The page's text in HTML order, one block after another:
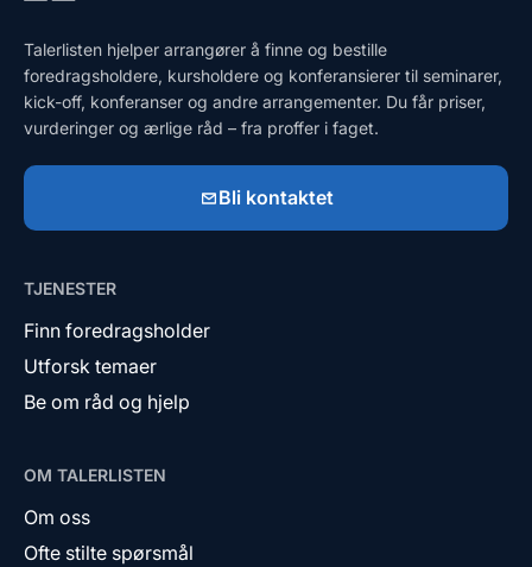
Talerlisten hjelper arrangører å finne og bestille
foredragsholdere, kursholdere og konferansierer til seminarer,
kick-off, konferanser og andre arrangementer. Du får priser,
vurderinger og ærlige råd – fra proffer i faget.
Bli kontaktet
TJENESTER
Finn foredragsholder
Utforsk temaer
Be om råd og hjelp
OM TALERLISTEN
Om oss
Ofte stilte spørsmål